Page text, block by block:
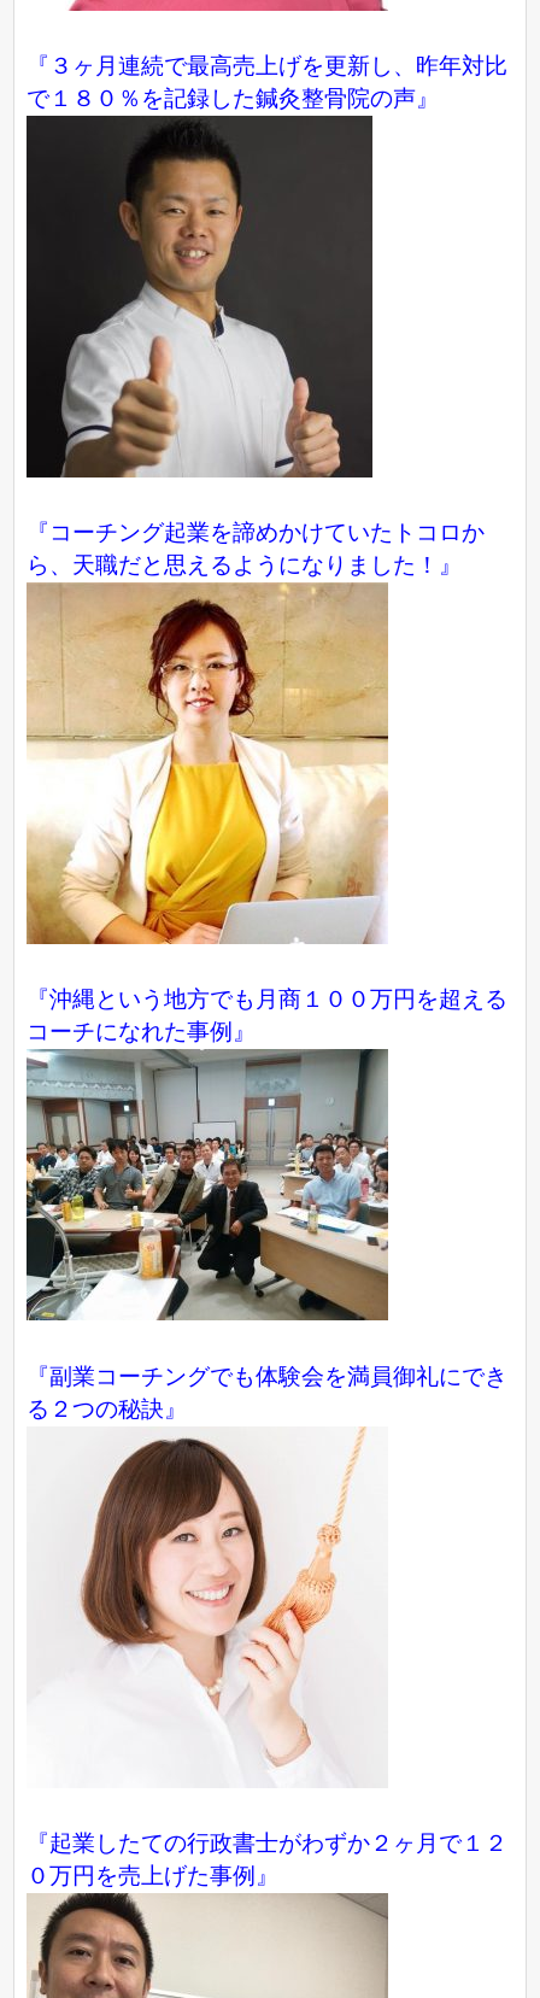
『３ヶ月連続で最高売上げを更新し、昨年対比
で１８０％を記録した鍼灸整骨院の声』
『コーチング起業を諦めかけていたトコロか
ら、天職だと思えるようになりました！』
『沖縄という地方でも月商１００万円を超える
コーチになれた事例』
『副業コーチングでも体験会を満員御礼にでき
る２つの秘訣』
『起業したての行政書士がわずか２ヶ月で１２
０万円を売上げた事例』